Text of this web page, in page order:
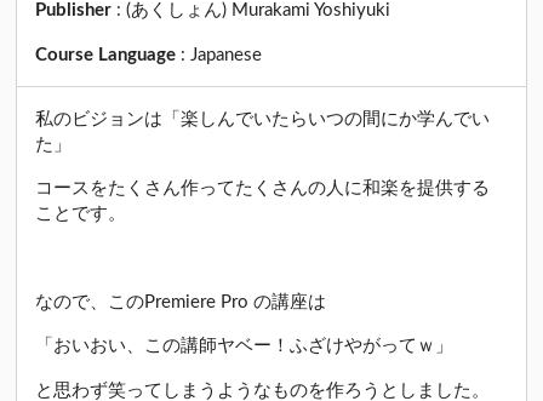
Publisher :(あくしょん) Murakami Yoshiyuki
Course Language : Japanese
私のビジョンは「楽しんでいたらいつの間にか学んでい
た」
コースをたくさん作ってたくさんの人に和楽を提供する
ことです。
なので、このPremiere Pro の講座は
「おいおい、この講師ヤベー！ふざけやがってｗ」
と思わず笑ってしまうようなものを作ろうとしました。